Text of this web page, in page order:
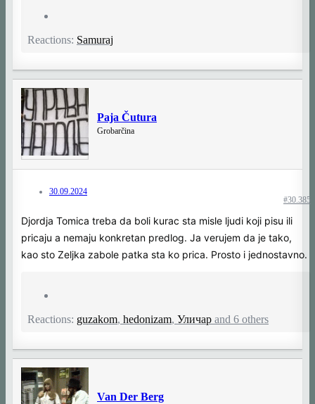
Reactions: Samuraj
Paja Čutura
Grobarčina
30.09.2024
#30.385
Djordja Tomica treba da boli kurac sta misle ljudi koji pisu ili
pricaju a nemaju konkretan predlog. Ja verujem da je tako,
kao sto Zeljka zabole patka sta ko prica. Prosto i jednostavno.
Reactions: guzakom, hedonizam, Уличар and 6 others
Van Der Berg